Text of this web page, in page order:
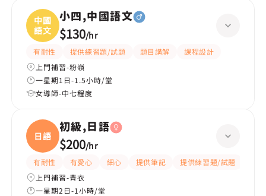
中國
語文
小四,中國語文
$130/hr
有耐性 提供練習題/試題 題目講解
課程設計
上門補習-粉嶺
一星期1日-1.5小時/堂
女導師-中七程度
日語
初級,日語
$200/hr
有耐性 有愛心 細心 提供筆記 提供練習題/試題
上門補習-青衣
一星期2日-1小時/堂